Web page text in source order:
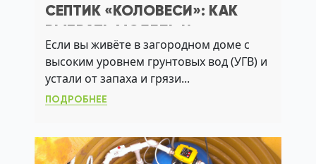
СЕПТИК «КОЛОВЕСИ»: КАК
ВЫБРАТЬ МОДЕЛЬ И
ИЗБЕЖАТЬ ОШИБОК
МОНТАЖА
Если вы живёте в загородном доме с
высоким уровнем грунтовых вод (УГВ) и
устали от запаха и грязи...
ПОДРОБНЕЕ